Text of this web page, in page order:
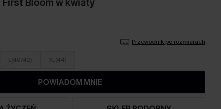
Bloom w kwiaty
Przewodnik po rozmiarach
L(40/42) XL(44)
POWIADOM MNIE